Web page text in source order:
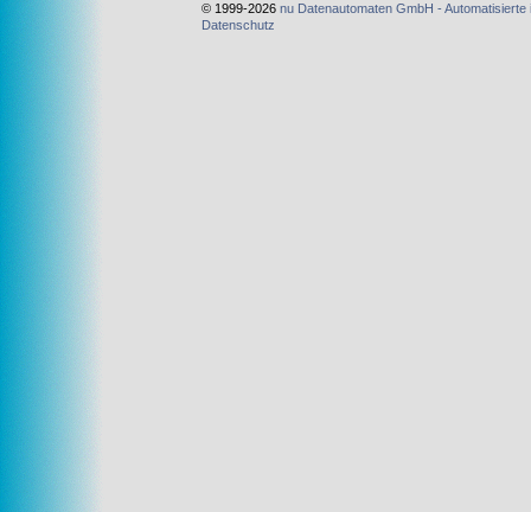
© 1999-2026 nu Datenautomaten GmbH -
Datenschutz